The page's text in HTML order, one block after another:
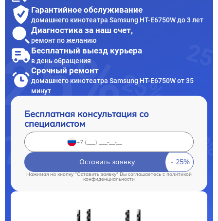
Гарантийное обслуживание
домашнего кинотеатра Samsung HT-E6750W до 3 лет
Диагностика за наш счет,
ремонт по желанию
Бесплатный выезд курьера
в день обращения
Срочный ремонт
домашнего кинотеатра Samsung HT-E6750W от 35
минут
Бесплатная консультация со
специалистом
Оставить заявку
Нажимая на кнопку "Оставить заявку" Вы соглашаетесь c политикой
конфиденциальности